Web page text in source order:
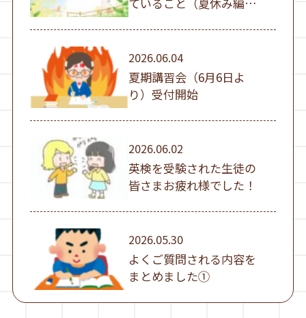
①）
2026.06.04
夏期講習会（6月6日よ
り）受付開始
2026.06.02
英検を受験された生徒の
皆さまお疲れ様でした！
2026.05.30
よくご質問される内容を
まとめました①